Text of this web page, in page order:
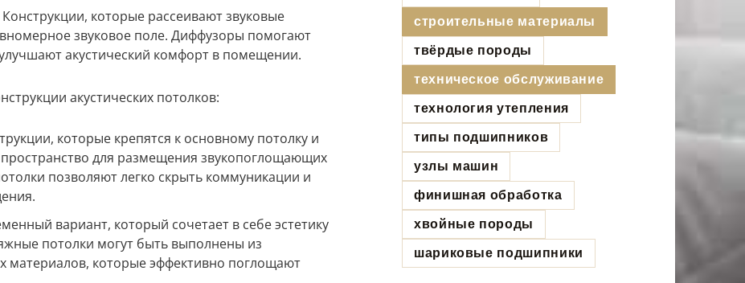
которые рассеивают звуковые
звуковое поле. Диффузоры помогают
акустический комфорт в помещении.
акустических потолков:
которые крепятся к основному потолку и
для размещения звукопоглощающих
позволяют легко скрыть коммуникации и
вариант, который сочетает в себе эстетику
потолки могут быть выполнены из
материалов, которые эффективно поглощают
строительные материалы
твёрдые породы
техническое обслуживание
технология утепления
типы подшипников
узлы машин
финишная обработка
хвойные породы
шариковые подшипники